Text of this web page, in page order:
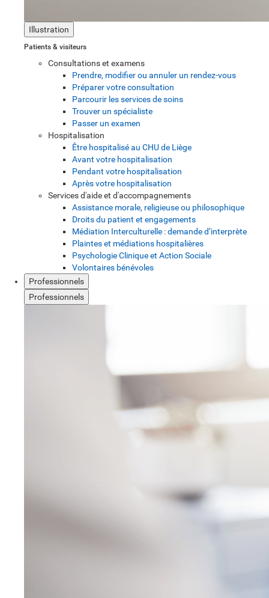
Illustration
Patients & visiteurs
Consultations et examens
Prendre, modifier ou annuler un rendez-vous
Préparer votre consultation
Parcourir les services de soins
Trouver un spécialiste
Passer un examen
Hospitalisation
Être hospitalisé au CHU de Liège
Avant votre hospitalisation
Pendant votre hospitalisation
Après votre hospitalisation
Services d'aide et d'accompagnements
Assistance morale, religieuse ou philosophique
Droits du patient et engagements
Médiation Interculturelle : demande d’interprète
Plaintes et médiations hospitalières
Psychologie Clinique et Action Sociale
Volontaires bénévoles
Professionnels
Professionnels